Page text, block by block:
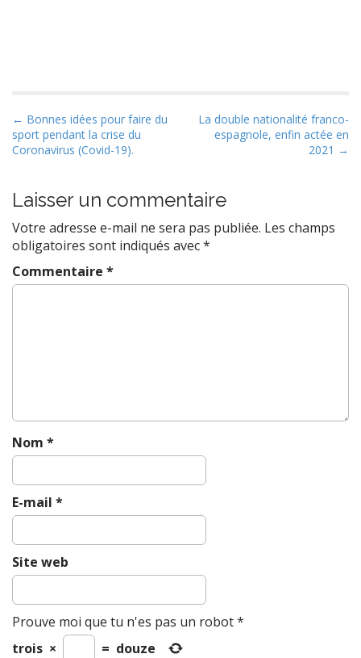
P
o
s
n
a
v
i
g
← Bonnes idées pour faire du
sport pendant la crise du
Coronavirus (Covid-19).
La double nationalité franco-
espagnole, enfin actée en
2021 →
Laisser un commentaire
Votre adresse e-mail ne sera pas publiée. Les champs
obligatoires sont indiqués avec*
Commentaire *
Nom *
E-mail *
Site web
Prouve moi que tu n'es pas un robot*
trois × = douze